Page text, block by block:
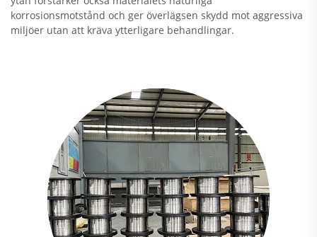
korrosionsmotstånd och ger överlägsen skydd mot aggressiva
miljöer utan att kräva ytterligare behandlingar.